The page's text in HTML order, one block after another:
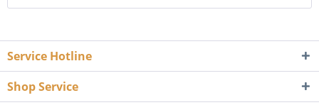
Service Hotline
Shop Service